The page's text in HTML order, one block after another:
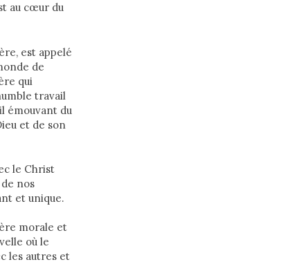
au cœur du
est appelé
de
qui
travail
émouvant du
et de son
le Christ
nos
et unique.
morale et
où le
les autres et